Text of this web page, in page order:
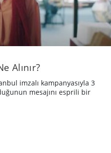
Alınır?
imzalı kampanyasıyla 3
mesajını esprili bir